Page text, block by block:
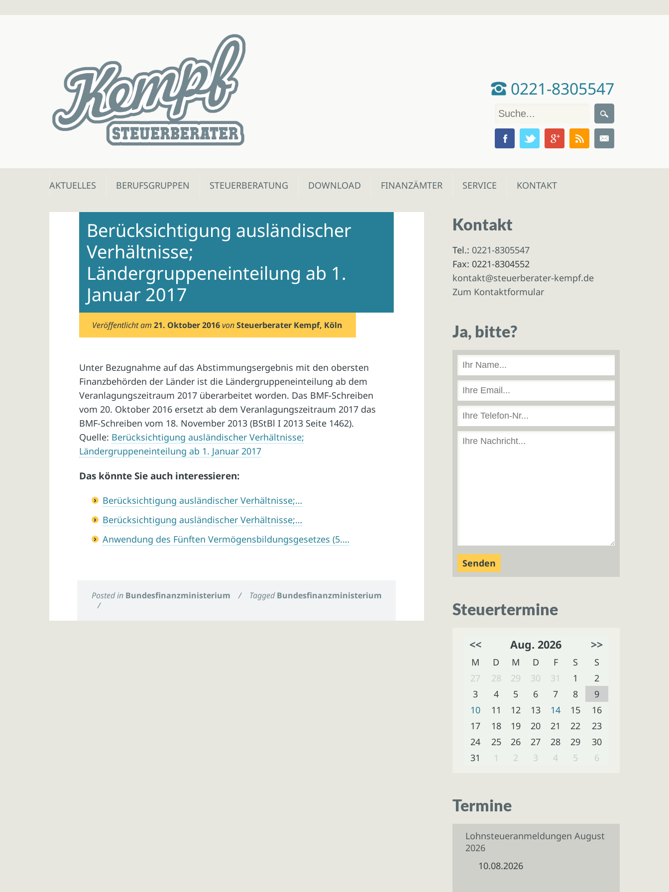
0221-8305547
Skip
AKTUELLES BERUFSGRUPPEN STEUERBERATUNG DOWNLOAD FINANZÄMTER SERVICE KONTAKT
Berücksichtigung ausländischer
Verhältnisse;
Ländergruppeneinteilung ab 1.
Januar 2017
Veröffentlicht am21. Oktober 2016 vonSteuerberater Kempf, Köln
Unter Bezugnahme auf das Abstimmungsergebnis mit den obersten
Finanzbehörden der Länder ist die Ländergruppeneinteilung ab dem
Veranlagungszeitraum 2017 überarbeitet worden. Das BMF-Schreiben
vom 20. Oktober 2016 ersetzt ab dem Veranlagungszeitraum 2017 das
BMF-Schreiben vom 18. November 2013 (BStBl I 2013 Seite 1462).
Quelle: Berücksichtigung ausländischer Verhältnisse;
Ländergruppeneinteilung ab 1. Januar 2017
Das könnte Sie auch interessieren:
Berücksichtigung ausländischer Verhältnisse;…
Berücksichtigung ausländischer Verhältnisse;…
Anwendung des Fünften Vermögensbildungsgesetzes (5.…
Posted in Bundesfinanzministerium / TaggedBundesfinanzministerium
/
Kontakt
Tel.: 0221-8305547
Fax: 0221-8304552
kontakt@steuerberater-kempf.de
Zum Kontaktformular
Ja, bitte?
Steuertermine
<< Aug. 2026 >>
M D M D F S
S
27
28 29 30 31 1
2
3
4 5 6 7 8
9
10
11 12 13 14 15
16
17
18 19 20 21 22
23
24
25 26 27 28 29
30
31
1 2 3 4 5 6
Termine
Lohnsteueranmeldungen August
2026
10.08.2026